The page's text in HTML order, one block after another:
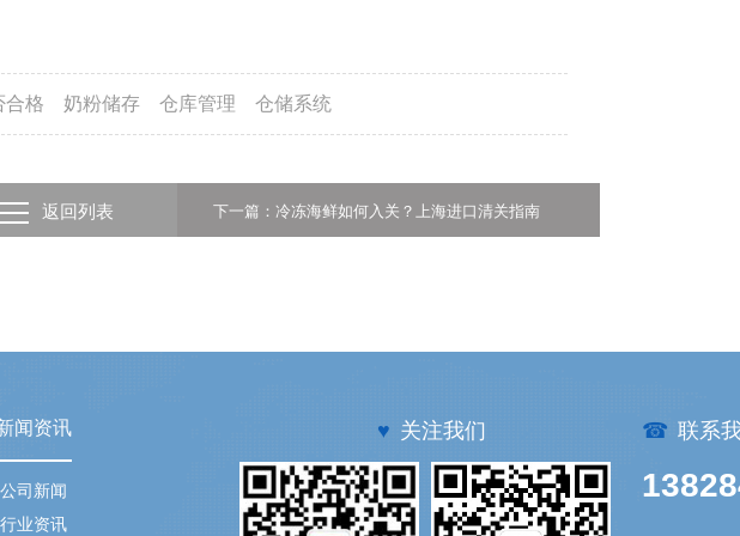
合格 奶粉储存 仓库管理 仓储系统
下一篇：冷冻海鲜如何入关？上海进口清关指南
返回列表
闻资讯
公司新闻
行业资讯
♥ 关注我们 ☎ 联系